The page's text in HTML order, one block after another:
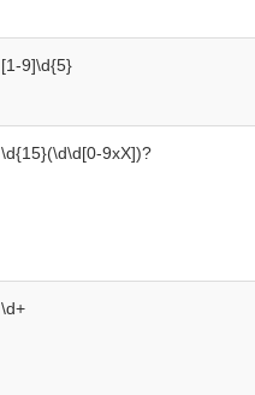
[1-9]\d{5}
\d{15}(\d\d[0-9xX])?
\d+